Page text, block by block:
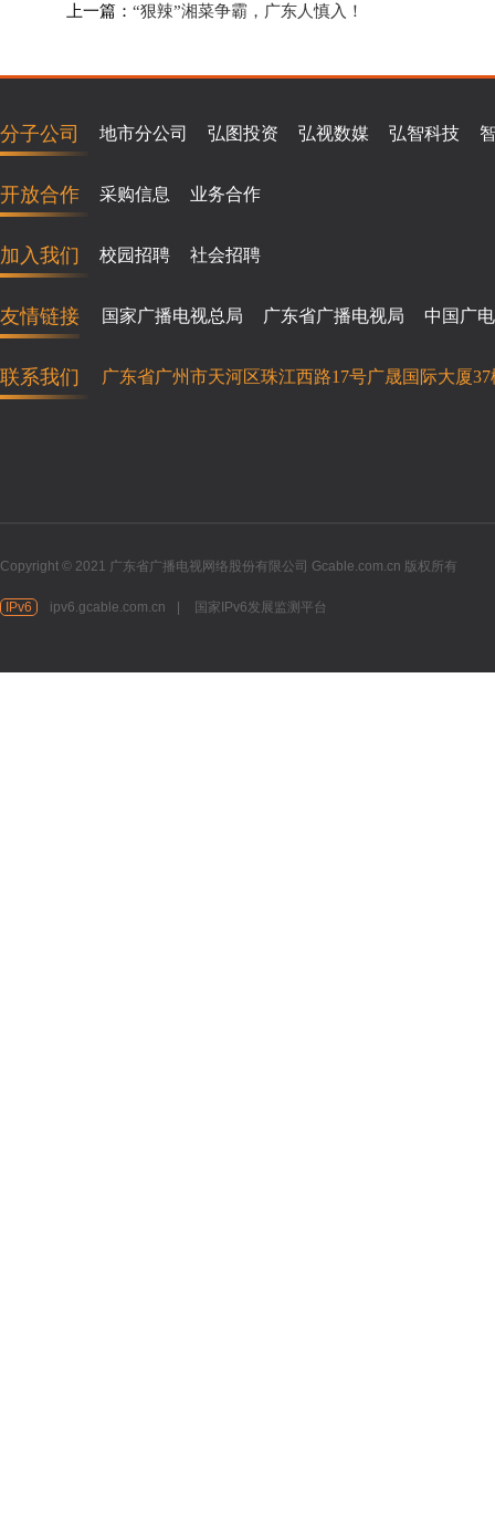
上一篇： “狠辣”湘菜争霸，广东人慎入！
分子公司 地市分公司 弘图投资 弘视数媒 弘智科技
开放合作 采购信息 业务合作
加入我们 校园招聘 社会招聘
友情链接 国家广播电视总局 广东省广播电视局 中国广电
联系我们 广东省广州市天河区珠江西路17号广晟国际大厦37
Copyright © 2021 广东省广播电视网络股份有限公司 Gcable.com.cn 版权所有
IPv6 ipv6.gcable.com.cn | 国家IPv6发展监测平台